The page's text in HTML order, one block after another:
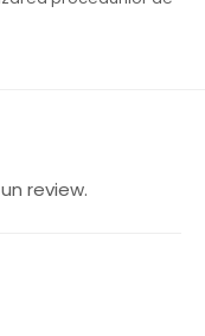
review.